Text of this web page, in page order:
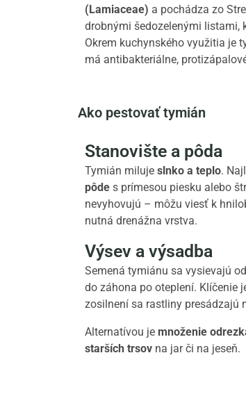
(Lamiaceae) a pochádza zo
drobnými šedozelenými listami,
Okrem kuchynského využitia je
má antibakteriálne,
Ako pestovať tymián
Stanovište a pôda
Tymián miluje slnko a teplo.
pôde s prímesou piesku alebo
nevyhovujú – môžu viesť k
nutná drenážna vrstva.
Výsev a výsadba
Semená tymiánu sa vysievajú
do záhona po oteplení. Klíčenie
zosilnení sa rastliny presádzajú
Alternatívou je množenie
starších trsov na jar či na jeseň.